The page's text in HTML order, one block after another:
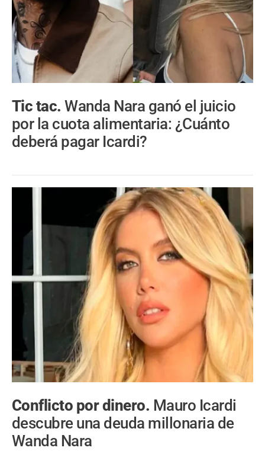
Tic tac.Wanda Nara ganó el juicio
por la cuota alimentaria: ¿Cuánto
deberá pagar Icardi?
Conflicto por dinero. Mauro Icardi
descubre una deuda millonaria de
Wanda Nara